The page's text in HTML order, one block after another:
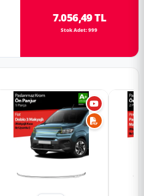
7.056,49 TL
Stok Adet: 999